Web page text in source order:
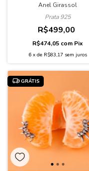
Anel Girassol
Prata 925
R$499,00
R$474,05 com Pix
6 x de R$83,17 sem juros
GRÁTIS